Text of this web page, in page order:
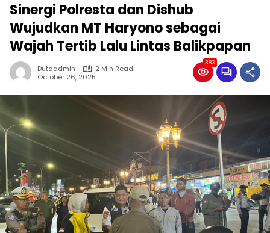
Sinergi Polresta dan Dishub
Wujudkan MT Haryono sebagai
Wajah Tertib Lalu Lintas Balikpapan
Dutaadmin
2 Min Read
October 26, 2025
383